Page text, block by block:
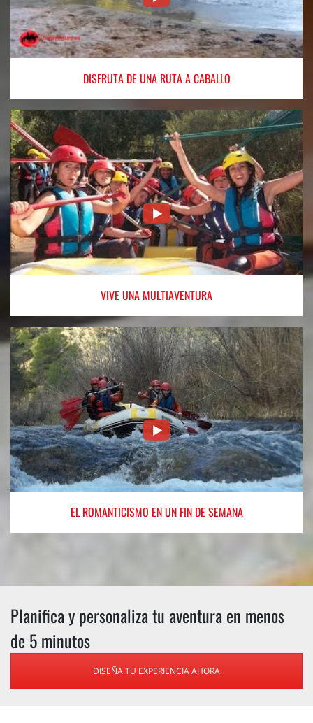
DISFRUTADE UNA RUTA A CABALLO
VIVE UNA MULTIAVENTURA
EL ROMANTICISMO EN UN FIN DE SEMANA
Planifica y personaliza tu aventura en menos
de 5 minutos
DISEÑA TU EXPERIENCIA AHORA